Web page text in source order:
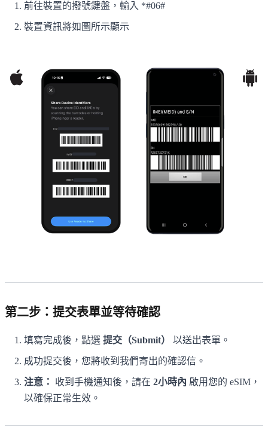
前往裝置的撥號鍵盤，輸入 *#06#
裝置資訊將如圖所示顯示
第二步：提交表單並等待確認
填寫完成後，點選 提交（Submit） 以送出表單。
成功提交後，您將收到我們寄出的確認信。
注意： 收到手機通知後，請在 2小時內 啟用您的 eSIM，
以確保正常生效。